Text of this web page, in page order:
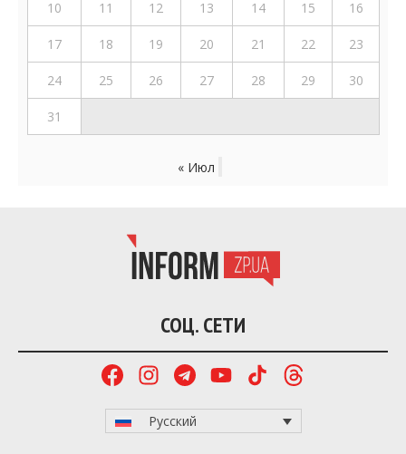
10 11 12 13 14 15 16
17 18 19 20 21 22 23
24 25 26 27 28 29 30
31
« Июл
СОЦ. СЕТИ
Русский